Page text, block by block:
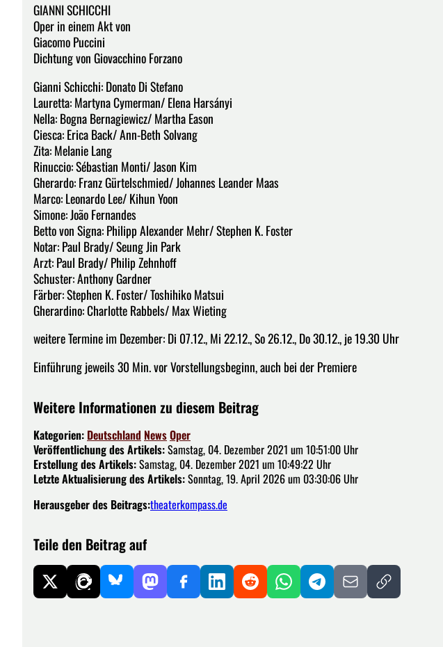
GIANNI SCHICCHI
Oper in einem Akt von
Giacomo Puccini
Dichtung von Giovacchino Forzano
Gianni Schicchi: Donato Di Stefano
Lauretta: Martyna Cymerman/ Elena Harsányi
Nella: Bogna Bernagiewicz/ Martha Eason
Ciesca: Erica Back/ Ann-Beth Solvang
Zita: Melanie Lang
Rinuccio: Sébastian Monti/ Jason Kim
Gherardo: Franz Gürtelschmied/ Johannes Leander Maas
Marco: Leonardo Lee/ Kihun Yoon
Simone: João Fernandes
Betto von Signa: Philipp Alexander Mehr/ Stephen K. Foster
Notar: Paul Brady/ Seung Jin Park
Arzt: Paul Brady/ Philip Zehnhoff
Schuster: Anthony Gardner
Färber: Stephen K. Foster/ Toshihiko Matsui
Gherardino: Charlotte Rabbels/ Max Wieting
weitere Termine im Dezember: Di 07.12., Mi 22.12., So 26.12., Do 30.12., je 19.30 Uhr
Einführung jeweils 30 Min. vor Vorstellungsbeginn, auch bei der Premiere
Weitere Informationen zu diesem Beitrag
Kategorien: Deutschland NewsOper
Veröffentlichung des Artikels:Samstag, 04. Dezember 2021 um 10:51:00 Uhr
Erstellung des Artikels:Samstag, 04. Dezember 2021 um 10:49:22 Uhr
Letzte Aktualisierung des Artikels:Sonntag, 19. April 2026 um 03:30:06 Uhr
Herausgeber des Beitrags:theaterkompass.de
Teile den Beitrag auf